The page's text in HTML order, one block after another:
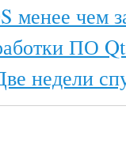
менее чем
ПО
недели